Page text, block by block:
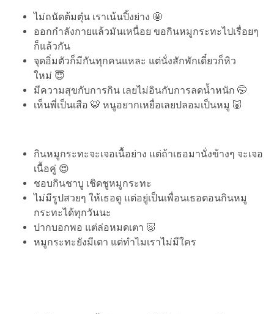
ไม่ถนัดต้มตุ๋น เราเน้นปิ้งย่าง 🤩
ออกกำลังกายแล้วมันเหนื่อย ขอกินหมูกระทะไปเรื่อยๆ
ก็แล้วกัน
จุดอิ่มตัวก็มีกันทุกคนแหละ แต่นั่งสักพักเดี๋ยวก็หิว
ใหม่ 😇
มีความสุขกับการกิน เลยไม่อินกับการลดน้ำหนัก 🤭
เห็นพี่เป็นเสือ 🐯 หนูอยากเหยื่อเลยปลอมเป็นหมู 🐷
กินหมูกระทะจะเจอเนื้อย่าง แต่ถ้าเธอมานั่งข้างๆ จะเจอ
เนื้อคู่ 😍
ชอบกินชาบู เชิดชูหมูกระทะ
ไม่มีรูปสวยๆ ให้เธอดู แต่อยู่เป็นเพื่อนเธอตอนกินหมู
กระทะได้ทุกวันนะ
ปากบอกพอ แต่ล่อหมดเตา 🐷
หมูกระทะยังมีเตา แต่ทำไมเราไม่มีใคร